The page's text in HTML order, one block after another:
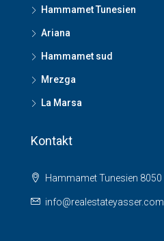
Hammamet Tunesien
Ariana
Hammamet sud
Mrezga
La Marsa
Kontakt
Hammamet Tunesien 8050
info@realestateyasser.com